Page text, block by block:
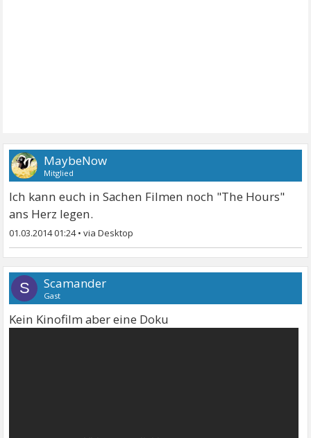
MaybeNow
Mitglied
Ich kann euch in Sachen Filmen noch "The Hours"
ans Herz legen.
01.03.2014 01:24•
S Scamander
Gast
Kein Kinofilm aber eine Doku